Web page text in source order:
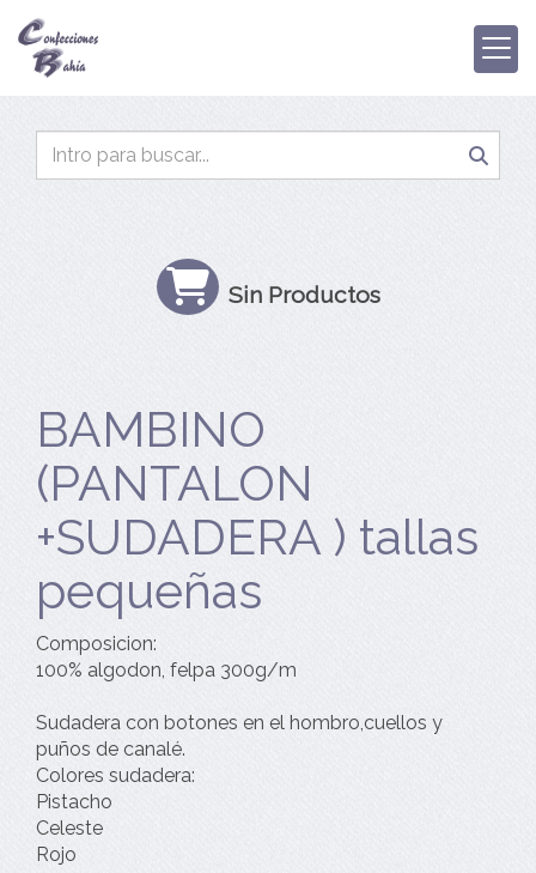
Sin Productos
BAMBINO
(PANTALON
+SUDADERA ) tallas
pequeñas
Composicion:
100% algodon, felpa 300g/m
Sudadera con botones en el hombro,cuellos y
puños de canalé.
Colores sudadera:
Pistacho
Celeste
Rojo